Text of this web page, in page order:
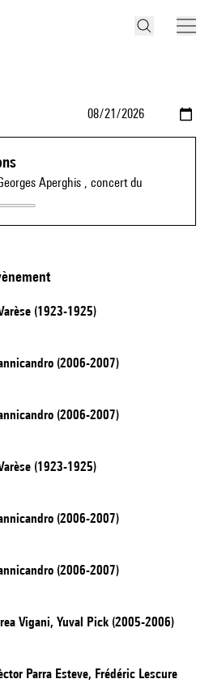
Aperghis , concert du
(1923-1925)
(2006-2007)
(2006-2007)
(1923-1925)
(2006-2007)
(2006-2007)
Vigani, Yuval Pick (2005-2006)
Parra Esteve, Frédéric Lescure